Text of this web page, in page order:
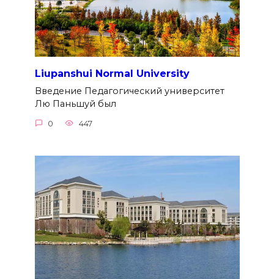
Liupanshui Normal University
Введение Педагогический университет
Лю Паньшуй был
0 447